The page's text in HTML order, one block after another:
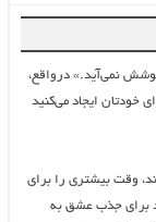
نمی‌آید.» درواقع،
خودتان ایجاد می‌کنید
وقت بیشتری را برای
برای جذب عشق به